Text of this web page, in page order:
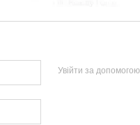
Увійти за допомогою